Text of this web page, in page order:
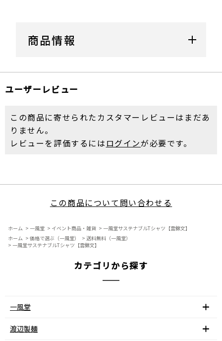
商品情報
ユーザーレビュー
この商品に寄せられたカスタマーレビューはまだあ
りません。
レビューを評価するには ログインが必要です。
この商品について問い合わせる
ホーム > 一風堂 > イベント商品・雑貨 > 一風堂サステナブルTシャツ【雲錦文】
ホーム > 価格で選ぶ（一風堂） > 送料無料（一風堂）
> 一風堂サステナブルTシャツ【雲錦文】
カテゴリから探す
一風堂
渡辺製麺